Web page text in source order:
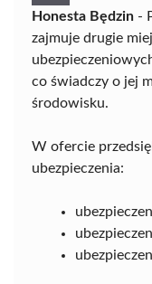
Honesta Będzin -
zajmuje drugie
co świadczy o jej
środowisku.
W ofercie
ubezpieczenia: